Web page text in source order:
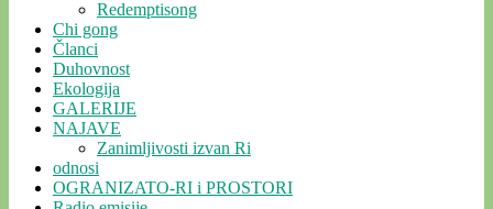
Redemptisong
Chi gong
Članci
Duhovnost
Ekologija
GALERIJE
NAJAVE
Zanimljivosti izvan Ri
odnosi
OGRANIZATO-RI i PROSTORI